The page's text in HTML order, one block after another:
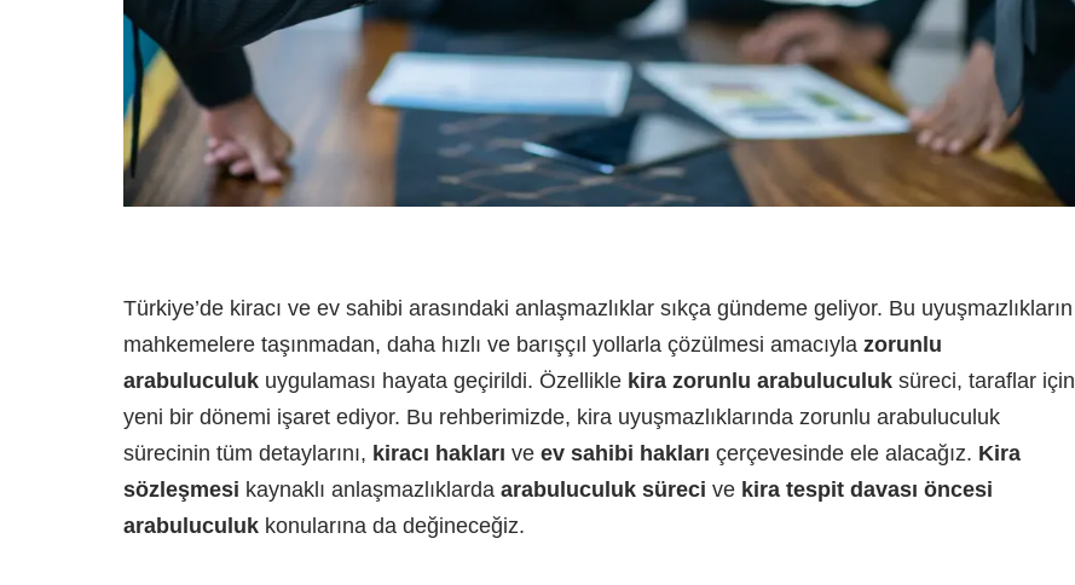
Türkiye’de kiracı ve ev sahibi arasındaki anlaşmazlıklar sıkça gündeme geliyor. Bu uyuşmazlıkların
mahkemelere taşınmadan, daha hızlı ve barışçıl yollarla çözülmesi amacıyla zorunlu
arabuluculuk uygulaması hayata geçirildi. Özellikle kira zorunlu arabuluculuk süreci, taraflar için
yeni bir dönemi işaret ediyor. Bu rehberimizde, kira uyuşmazlıklarında zorunlu arabuluculuk
sürecinin tüm detaylarını, kiracı hakları ve ev sahibi hakları çerçevesinde ele alacağız. Kira
sözleşmesi kaynaklı anlaşmazlıklarda arabuluculuk süreci ve kira tespit davası öncesi
arabuluculuk konularına da değineceğiz.